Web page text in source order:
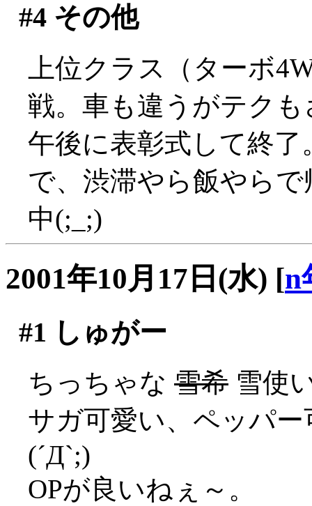
#4その他
上位クラス（ターボ
戦。車も違うがテクも
午後に表彰式して終了
で、渋滞やら飯やら
中(;_;)
2001年10月17日(水) [n
#1 しゅがー
ちっちゃな 雪希 雪使
サガ可愛い、ペッパ
(´Д`;)
OPが良いねぇ～。